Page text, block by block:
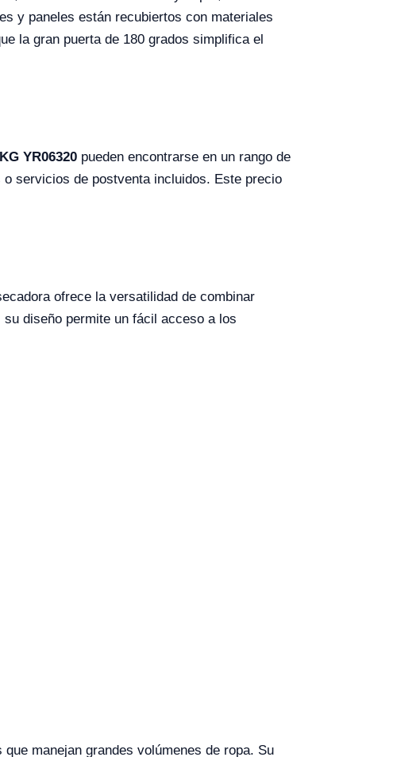
y paneles están recubiertos con materiales
la gran puerta de 180 grados simplifica el
YR06320 pueden encontrarse en un rango de
servicios de postventa incluidos. Este precio
ofrece la versatilidad de combinar
su diseño permite un fácil acceso a los
manejan grandes volúmenes de ropa. Su